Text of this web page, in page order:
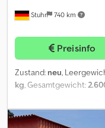
Stuhr 740 km
Preisinfo
Zustand: neu,
kg, Gesamtgewicht:
165r13c,
Cheval Liberte oder